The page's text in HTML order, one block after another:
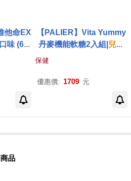
他命EX
味 (60
【PALIER】Vita Yummy
丹麥機能軟糖2入組| 兒童
保健
優惠價: 1709 元
品